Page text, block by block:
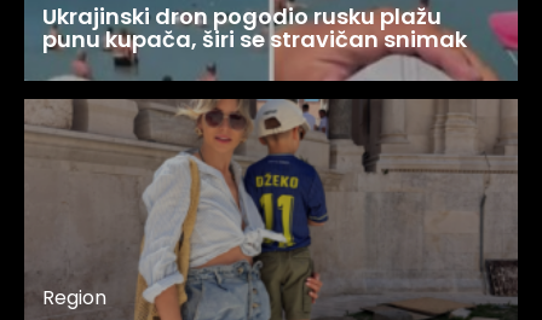
Ukrajinski dron pogodio rusku plažu
punu kupača, širi se stravičan snimak
Region